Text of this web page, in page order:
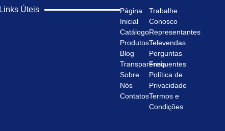
Links Úteis
Página
Inicial
Catálogo
Produtos
Blog
Transparência
Sobre
Nós
Contatos
Trabalhe
Conosco
Representantes
Televendas
Perguntas
Frequentes
Política de
Privacidade
Termos e
Condições